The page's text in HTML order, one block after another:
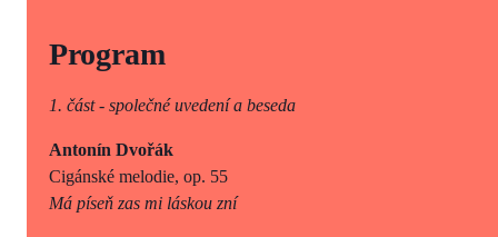
Program
1. část - společné uvedení a beseda
Antonín Dvořák
Cigánské melodie, op. 55
Má píseň zas mi láskou zní